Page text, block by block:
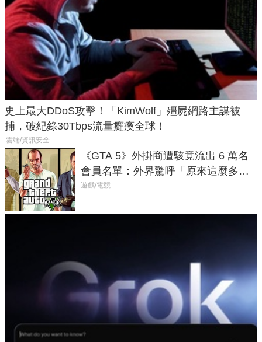
史上最大DDoS攻擊！「KimWolf」殭屍網路主謀被
捕，破紀錄30Tbps流量癱瘓全球！
雲端/資訊安全
《GTA 5》外掛商遭駭竟流出 6 萬名
會員名單：外界驚呼「原來這麼多人
在開掛！」
遊戲/電競